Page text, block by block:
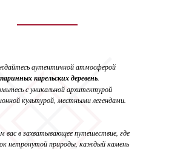
аутентичной атмосферой
карельских деревень.
с уникальной архитектурой
культурой, местными легендами.
вас в захватывающее путешествие, где
нетронутой природы, каждый камень